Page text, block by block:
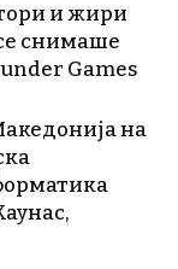
и жири
снимаше
Games
на